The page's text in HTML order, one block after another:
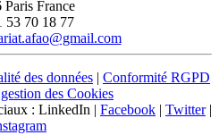
Paris France
53 70 18 77
des données
Conformité RGPD
des Cookies
: LinkedIn | Facebook Twitter|